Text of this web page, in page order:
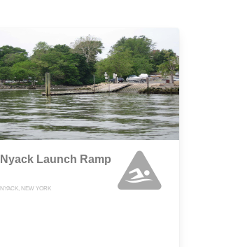
Nyack Launch Ramp
NYACK, NEW YORK